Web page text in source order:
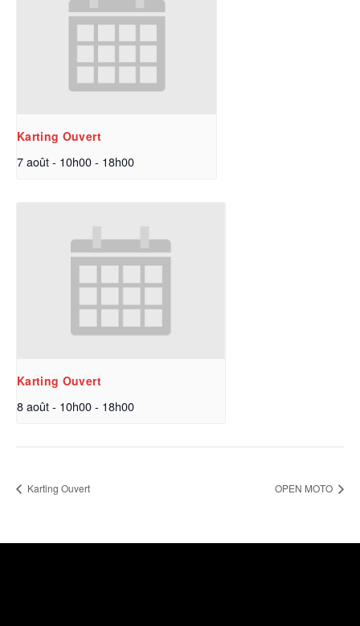
Karting Ouvert
7 août - 10h00- 18h00
Karting Ouvert
8 août - 10h00- 18h00
Karting Ouvert OPEN MOTO